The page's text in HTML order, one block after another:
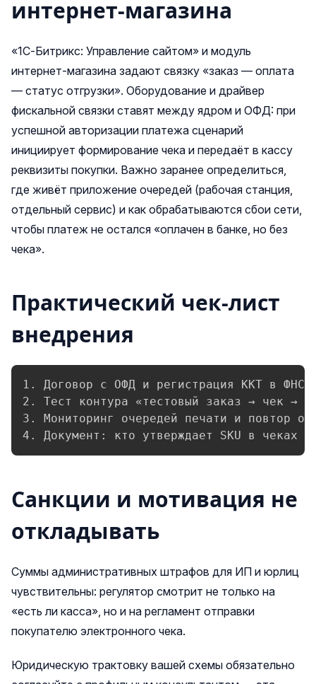
интернет‑магазина
«1С‑Битрикс: Управление сайтом» и модуль
интернет‑магазина задают связку «заказ — оплата
— статус отгрузки». Оборудование и драйвер
фискальной связки ставят между ядром и ОФД: при
успешной авторизации платежа сценарий
инициирует формирование чека и передаёт в кассу
реквизиты покупки. Важно заранее определиться,
где живёт приложение очередей (рабочая станция,
отдельный сервис) и как обрабатываются сбои сети,
чтобы платеж не остался «оплачен в банке, но без
чека».
Практический чек‑лист
внедрения
1. Договор с ОФД и регистрация ККТ в ФНС.
2. Тест контура «тестовый заказ → чек →
3. Мониторинг очередей печати и повтор
4. Документ: кто утверждает SKU в чеках
Санкции и мотивация не
откладывать
Суммы административных штрафов для ИП и юрлиц
чувствительны: регулятор смотрит не только на
«есть ли касса», но и на регламент отправки
покупателю электронного чека.
Юридическую трактовку вашей схемы обязательно